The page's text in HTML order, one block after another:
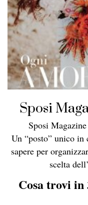
Sposi
Sposi
Un “posto” unico
sapere per
scelta
Cosa trovi in